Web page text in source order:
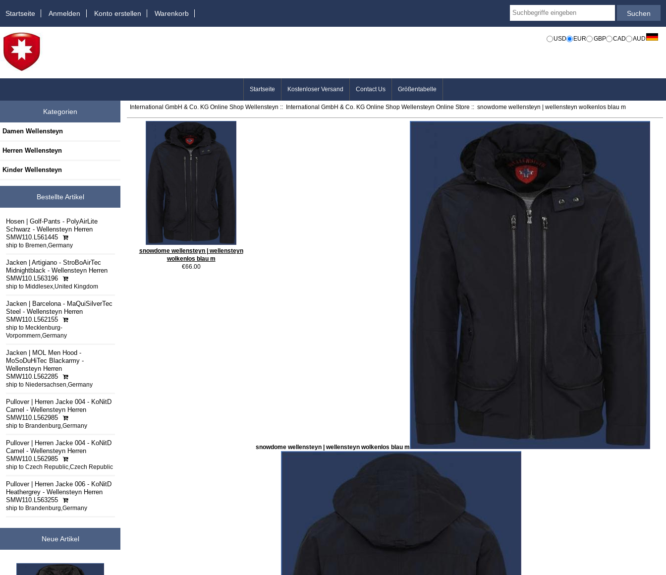
Startseite Anmelden Konto erstellen Warenkorb
USD EUR GBP CAD AUD
Startseite Kostenloser Versand Contact Us Größentabelle
Kategorien
Damen Wellensteyn
Herren Wellensteyn
Kinder Wellensteyn
Bestellte Artikel
Hosen | Golf-Pants - PolyAirLite
Schwarz - Wellensteyn Herren
SMW110.L561445
ship to Bremen,Germany
Jacken | Artigiano - StroBoAirTec
Midnightblack - Wellensteyn Herren
SMW110.L563196
ship to Middlesex,United Kingdom
Jacken | Barcelona - MaQuiSilverTec
Steel - Wellensteyn Herren
SMW110.L562155
ship to Mecklenburg-
Vorpommern,Germany
Jacken | MOL Men Hood -
MoSoDuHiTec Blackarmy -
Wellensteyn Herren
SMW110.L562285
ship to Niedersachsen,Germany
Pullover | Herren Jacke 004 - KoNitD
Camel - Wellensteyn Herren
SMW110.L562985
ship to Brandenburg,Germany
Pullover | Herren Jacke 004 - KoNitD
Camel - Wellensteyn Herren
SMW110.L562985
ship to Czech Republic,Czech Republic
Pullover | Herren Jacke 006 - KoNitD
Heathergrey - Wellensteyn Herren
SMW110.L563255
ship to Brandenburg,Germany
Neue Artikel
International GmbH & Co. KG Online Shop Wellensteyn :: International GmbH & Co. KG Online Shop Wellensteyn Online Store :: snowdome wellensteyn | wellensteyn wolkenlos blau m
snowdome wellensteyn | wellensteyn
wolkenlos blau m
€66.00
snowdome wellensteyn | wellensteyn wolkenlos blau m